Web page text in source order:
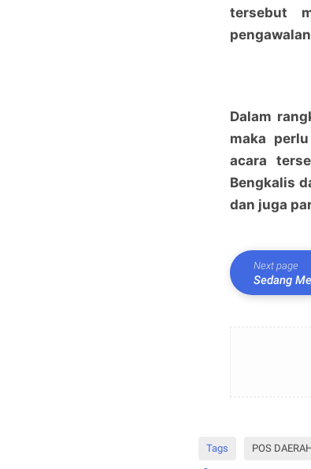
tersebut
Dalam
maka
acara
Bengkalis
dan juga
Next page
Sedang
Bangko
Tags POS DAERAH